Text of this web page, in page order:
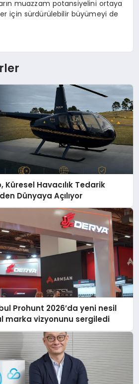
muazzam potansiyelini ortaya
için sürdürülebilir büyümeyi de
Küresel Havacılık Tedarik
Dünyaya Açılıyor
Prohunt 2026’da yeni nesil
marka vizyonunu sergiledi